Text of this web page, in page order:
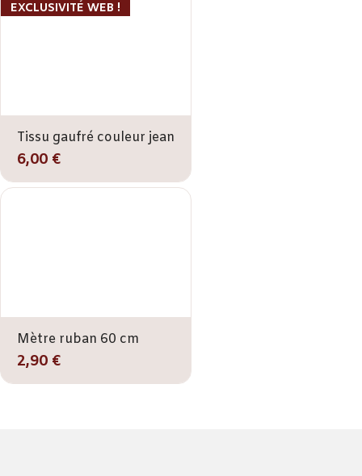
Tissu gaufré couleur jean
EXCLUSIVITÉ WEB !
6,00 €
Mètre ruban 60 cm
2,90 €